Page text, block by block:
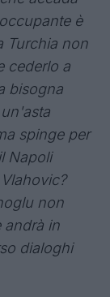
è
Turchia non
cederlo a
bisogna
spinge per
Napoli
non
andrà in
dialoghi